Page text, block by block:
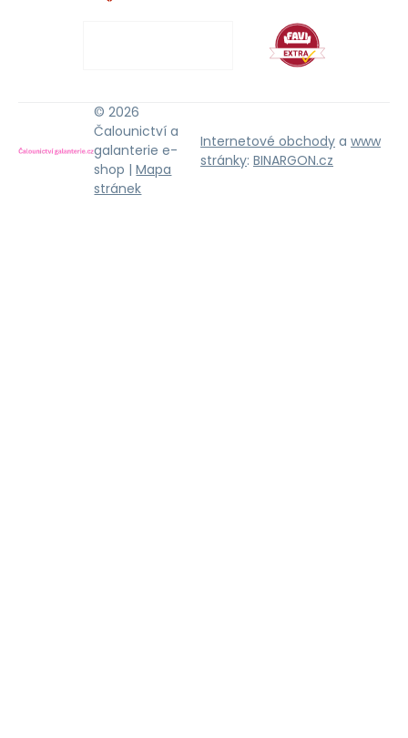
© 2026
Čalounictví a
galanterie e-
shop |Mapa
stránek
Internetové obchody a www
stránky: BINARGON.cz